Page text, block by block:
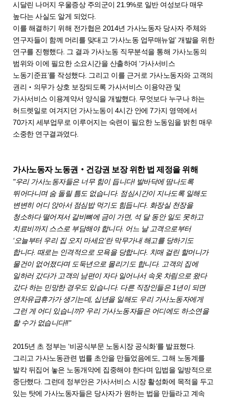
시달린 나머지 우울증상 주의군이 21.9%로 일반 여성보다 매우
높다는 사실도 알게 되었다.
이를 해결하기 위해 전가협은 2014년 가사노동자 당사자 주체와
연구자들이 함께 머리를 맞대고 ‘가사노동 업무매뉴얼’ 개발을 위한
연구를 진행했다. 그 결과 가사노동 직무분석을 통해 가사노동의
범위와 이에 필요한 소요시간을 산출하여 ‘가사서비스
노동기준표’를 작성했다. 그리고 이를 근거로 가사노동자와 고객의
권리‧의무가 상호 보장되도록 가사서비스 이용약관 및
가사서비스 이용계약서 양식을 개발했다. 무엇보다 누구나 하는
허드렛일로 여겨지던 가사노동이 4시간 안에 7가지 영역에서
70가지 세부업무로 이루어지는 숙련이 필요한 노동임을 밝힌 매우
소중한 연구결과였다.
가사노동자 노동권‧건강권 보장 위한 법 제정을 위해
"우리 가사노동자들은 너무 힘이 듭니다! 발바닥에 땀나도록
뛰어다니며 숨 돌릴 틈도 없습니다. 점심시간이 지나도록 일해도
변변히 어디 앉아서 점심밥 먹기도 힘듭니다. 화장실 천장을
청소하다 떨어져서 갈비뼈에 금이 가면, 석 달 동안 일도 못하고
치료비까지 스스로 부담해야 합니다. 어느 날 고객으로부터
‘오늘부터 우리 집 오지 마세요’란 막무가내 해고를 당하기도
합니다. 때로는 인격적으로 모욕을 당합니다. 치매 걸린 할머니가
물건이 없어졌다며 도둑년으로 몰리기도 합니다. 고객의 집에
일하러 갔다가 고객의 남편이 자다 일어나서 속옷 차림으로 왔다
갔다 하는 민망한 경우도 있습니다. 다른 직장인들은 1년이 되면
연차유급휴가가 생기는데, 십년을 일해도 우리 가사노동자에게
그런 게 어디 있습니까? 우리 가사노동자들은 어디에도 하소연을
할 수가 없습니다!!"
2015년 초 정부는 ‘비공식부문 노동시장 공식화’를 발표했다.
그리고 가사노동관련 법률 초안을 만들었음에도, 그해 노동계를
발칵 뒤집어 놓은 노동개악에 집중해야 한다며 입법을 일방적으로
중단했다. 그런데 정부안은 가사서비스 시장 활성화에 목적을 두고
있는 탓에 가사노동자들은 당사자가 원하는 법을 만들라고 계속